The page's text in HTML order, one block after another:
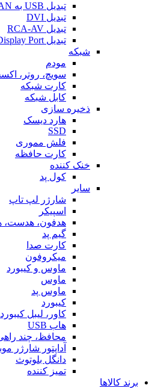
تبدیل USB به LAN
تبدیل DVI
تبدیل RCA-AV
تبدیل Display Port
شبکه
مودم
سویچ، روتر،
کارت شبکه
کابل شبکه
ذخیره سازی
هارد دیسک
SSD
فلش مموری
کارت حافظه
خنک کننده
کول پد
سایر
شارژر لپ تاپ
اسپیکر
هدفون، هدست،
گیم پد
کارت صدا
میکروفون
ماوس و کیبورد
ماوس
ماوس پد
کیبورد
کاور، لیبل کیبورد
هاب USB
محافظ، چند
آداپتور شارژر
دانگل بلوتوث
تمیز کننده
برند کالاها